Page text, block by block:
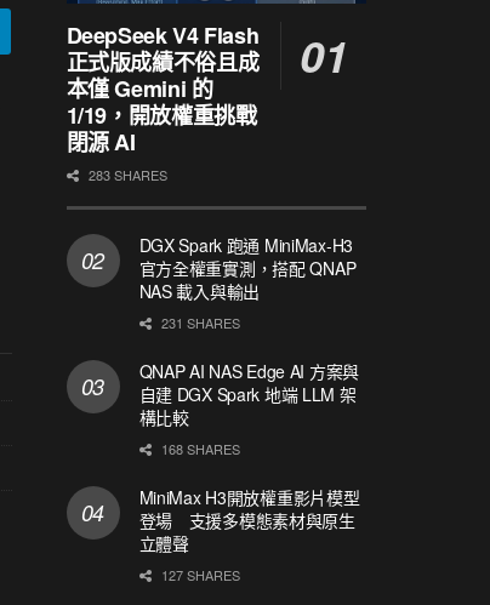
DeepSeek V4 Flash
正式版成績不俗且成
本僅 Gemini 的
1/19，開放權重挑戰
閉源 AI
283 SHARES
DGX Spark 跑通 MiniMax-H3
官方全權重實測，搭配 QNAP
NAS 載入與輸出
231 SHARES
QNAP AI NAS Edge AI 方案與
自建 DGX Spark 地端 LLM 架
構比較
168 SHARES
MiniMax H3開放權重影片模型
登場 支援多模態素材與原生
立體聲
127 SHARES